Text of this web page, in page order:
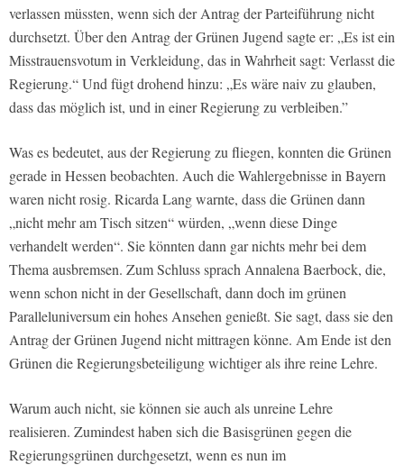
verlassen müssten, wenn sich der Antrag der Parteiführung nicht
durchsetzt. Über den Antrag der Grünen Jugend sagte er: „Es ist ein
Misstrauensvotum in Verkleidung, das in Wahrheit sagt: Verlasst die
Regierung.“ Und fügt drohend hinzu: „Es wäre naiv zu glauben,
dass das möglich ist, und in einer Regierung zu verbleiben.”
Was es bedeutet, aus der Regierung zu fliegen, konnten die Grünen
gerade in Hessen beobachten. Auch die Wahlergebnisse in Bayern
waren nicht rosig. Ricarda Lang warnte, dass die Grünen dann
„nicht mehr am Tisch sitzen“ würden, „wenn diese Dinge
verhandelt werden“. Sie könnten dann gar nichts mehr bei dem
Thema ausbremsen. Zum Schluss sprach Annalena Baerbock, die,
wenn schon nicht in der Gesellschaft, dann doch im grünen
Paralleluniversum ein hohes Ansehen genießt. Sie sagt, dass sie den
Antrag der Grünen Jugend nicht mittragen könne. Am Ende ist den
Grünen die Regierungsbeteiligung wichtiger als ihre reine Lehre.
Warum auch nicht, sie können sie auch als unreine Lehre
realisieren. Zumindest haben sich die Basisgrünen gegen die
Regierungsgrünen durchgesetzt, wenn es nun im